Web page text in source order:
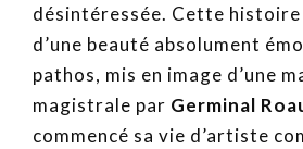
désintéressée. Cette
d’une beauté absolument
pathos, mis en image d’une
magistrale par Germinal
commencé sa vie d’artiste